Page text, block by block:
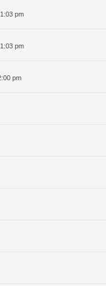
pm
pm
pm